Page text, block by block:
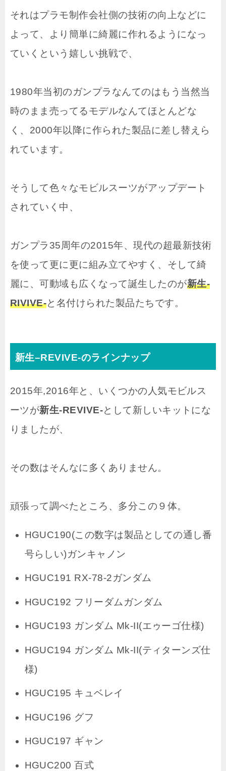
それはプラモ制作会社側の技術の向上などに
よって、より簡単に綺麗に作れるようになっ
ていくという嬉しい挑戦で、
1980年当初のガンプラなんてのはもう当然当
時のまま売ってるモデルなんてほとんどな
く、2000年以降に作られた製品に差し替えら
れています。
そうして色々なモビルスーツがアップデート
されていく中、
ガンプラ35周年の2015年、現代の超最新技術
を使って更に更に組み立てやすく、そして綺
麗に、可動域も広くなって誕生したのが新生-
RIVIVE-と名付けられた製品たちです。
新生–REVIVE-のラインナップ
2015年,2016年と、いくつかの人気モビルス
ーツが新生-REVIVE-として新しいキットにな
りましたが、
その数はそんなに多くありません。
頑張って調べたところ、多分この９体。
HGUC190(この数字は製品としての通し番
号らしい)ガンキャノン
HGUC191 RX-78-2ガンダム
HGUC192 フリーダムガンダム
HGUC193 ガンダム Mk-II(エゥーゴ仕様)
HGUC194 ガンダム Mk-II(ティターンズ仕
様)
HGUC195 キュベレイ
HGUC196 グフ
HGUC197 ギャン
HGUC200 百式